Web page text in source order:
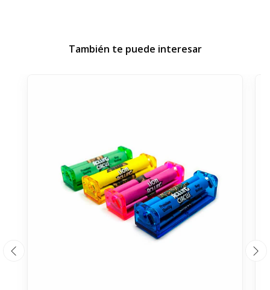
También te puede interesar